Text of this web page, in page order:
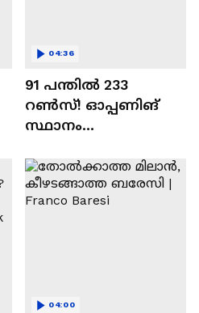
91 പന്തില്‍ 233
റണ്‍സ്! ഓപ്പണിങ്
സ്ഥാനം
അഭിഷേക് ശർമ? |
Abhishek Sharma
04:36
04:00